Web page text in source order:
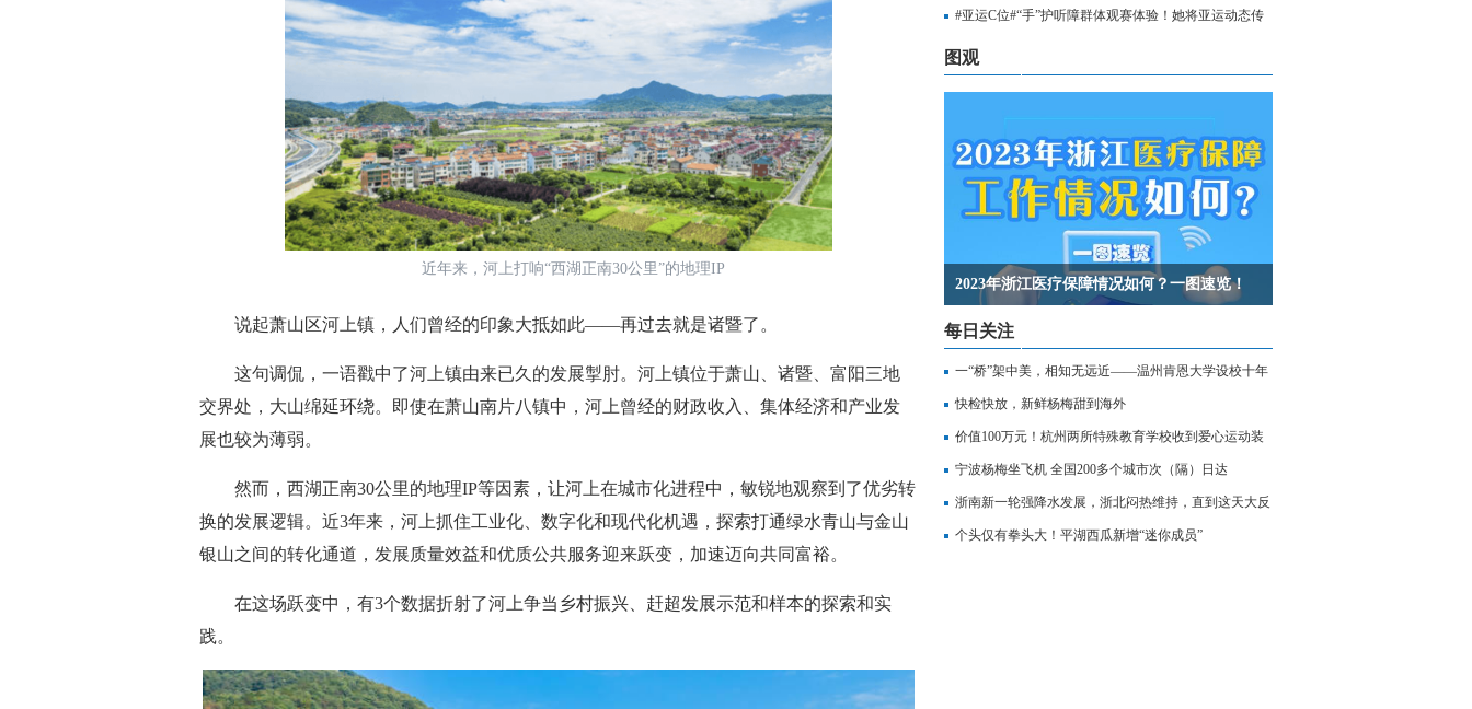
近年来，河上打响“西湖正南30公里”的地理IP
说起萧山区河上镇，人们曾经的印象大抵如此——再过去就是诸暨了。
这句调侃，一语戳中了河上镇由来已久的发展掣肘。河上镇位于萧山、诸暨、富阳三地
交界处，大山绵延环绕。即使在萧山南片八镇中，河上曾经的财政收入、集体经济和产业发
展也较为薄弱。
然而，西湖正南30公里的地理IP等因素，让河上在城市化进程中，敏锐地观察到了优劣转
换的发展逻辑。近3年来，河上抓住工业化、数字化和现代化机遇，探索打通绿水青山与金山
银山之间的转化通道，发展质量效益和优质公共服务迎来跃变，加速迈向共同富裕。
在这场跃变中，有3个数据折射了河上争当乡村振兴、赶超发展示范和样本的探索和实
践。
出行
#亚运C位#“手”护听障群体观赛体验！她将亚运动态传
至无声世界
图观
2023年浙江医疗保障情况如何？一图速览！
每日关注
一“桥”架中美，相知无远近——温州肯恩大学设校十年
记
快检快放，新鲜杨梅甜到海外
价值100万元！杭州两所特殊教育学校收到爱心运动装
备
宁波杨梅坐飞机 全国200多个城市次（隔）日达
浙南新一轮强降水发展，浙北闷热维持，直到这天大反
转
个头仅有拳头大！平湖西瓜新增“迷你成员”